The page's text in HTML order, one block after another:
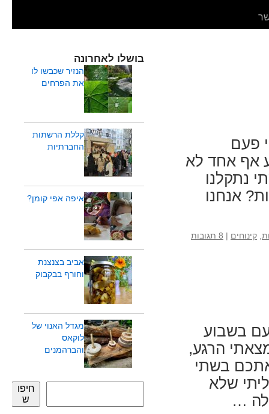
פעם
אף אחד לא
נתקלנו
אנחנו
קינוחים | 8 תגובות
בשבוע
הרגע,
בשתי
שלא
לה …
בושלו לאחרונה
הנזיר שכבשו לו
את הפרחים
קללת הרשתות
החברתיות
איפה אפי קומן?
אביב בצנצנת
וחורף בבקבוק
מגדל האנוי של
לוקאס
והברהמנים
חיפו
ש